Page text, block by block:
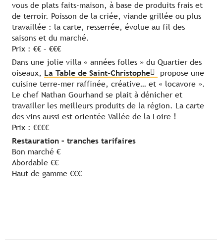
vous de plats faits-maison, à base de produits frais et
de terroir. Poisson de la criée, viande grillée ou plus
travaillée : la carte, resserrée, évolue au fil des
saisons et du marché.
Prix : €€ – €€€
Dans une jolie villa « années folles » du Quartier des
oiseaux, La Table de Saint-Christophe
propose une
cuisine terre-mer raffinée, créative… et « locavore ».
Le chef Nathan Gourhand se plait à dénicher et
travailler les meilleurs produits de la région. La carte
des vins aussi est orientée Vallée de la Loire !
Prix : €€€€
Restauration – tranches tarifaires
Bon marché €
Abordable €€
Haut de gamme €€€